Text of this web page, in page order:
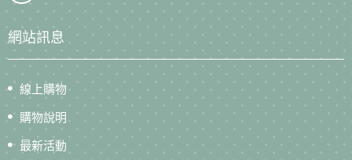
網站訊息
線上購物
購物說明
最新活動